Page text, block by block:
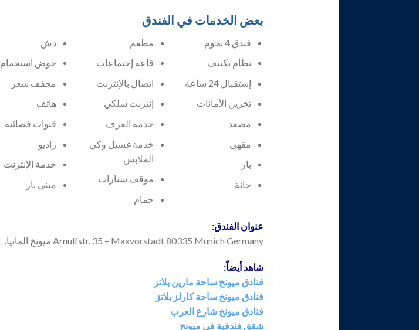
بعض الخدمات في الفندق
فندق 4 نجوم
إستقبال 24 ساعة
تخزين الأمانات
مصعد
مقهى
بار
حانة
مطعم
قاعة إجتماعات
اتصال بالإنترنت
إنترنت سلكي
خدمة الغرف
خدمة غسيل وكي
الملابس
موقف سيارات
حمام
دش
حوض استحمام
مجفف شعر
هاتف
قنوات فضائية
راديو
خدمة الإنترنت
ميني بار
عنوان الفندق:
Arnulfstr. 35 – Maxvorstadt 80335 Munich Germany ميونخ المانيا.
شاهد أيضاً:
فنادق ميونخ ساحة مارين بلاتز
فنادق ميونخ ساحة كارلز بلاتز
فنادق ميونخ شارع العرب
شقق فندقية في ميونخ